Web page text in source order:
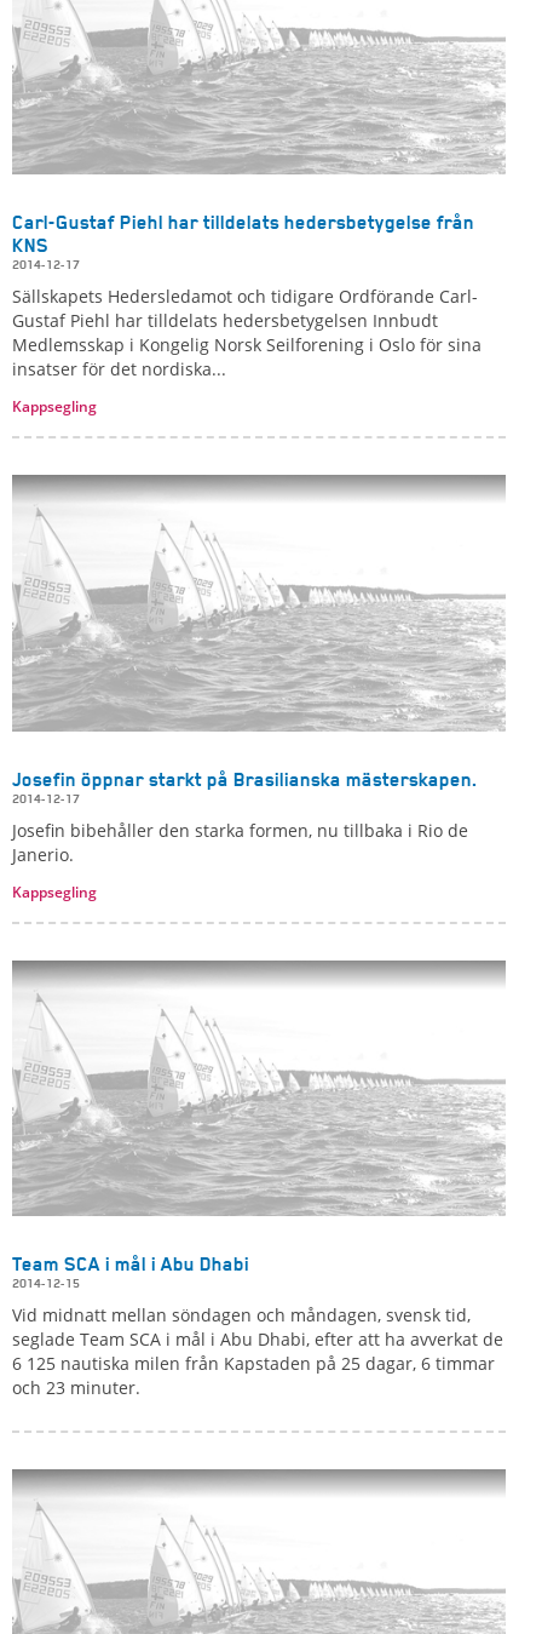
Carl-Gustaf Piehl har tilldelats hedersbetygelse från
KNS
2014-12-17
Sällskapets Hedersledamot och tidigare Ordförande Carl-
Gustaf Piehl har tilldelats hedersbetygelsen Innbudt
Medlemsskap i Kongelig Norsk Seilforening i Oslo för sina
insatser för det nordiska...
Kappsegling
Josefin öppnar starkt på Brasilianska mästerskapen.
2014-12-17
Josefin bibehåller den starka formen, nu tillbaka i Rio de
Janerio.
Kappsegling
Team SCA i mål i Abu Dhabi
2014-12-15
Vid midnatt mellan söndagen och måndagen, svensk tid,
seglade Team SCA i mål i Abu Dhabi, efter att ha avverkat de
6 125 nautiska milen från Kapstaden på 25 dagar, 6 timmar
och 23 minuter.